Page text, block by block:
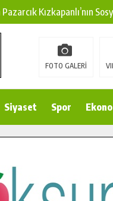
Kızkapanlı’nın
Kırsalına Modern
Uluslararası Başarı:
Kampında Yeni
Karakaya’dan
FOTO GALERİ
Siyaset Spor